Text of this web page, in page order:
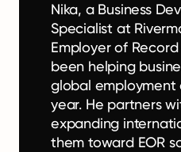
Nika, a Business
Specialist at
Employer of
been helping
global
year. He partners
expanding
them toward EOR